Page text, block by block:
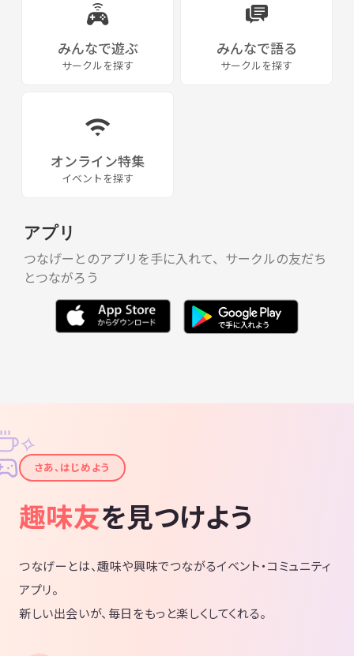
みんなで遊ぶ
サークルを探す
みんなで語る
サークルを探す
オンライン特集
イベントを探す
アプリ
つなげーとのアプリを手に入れて、サークルの友だち
とつながろう
✦
✧
さあ、はじめよう
趣味友を見つけよう
つなげーとは、趣味や興味でつながるイベント・コミュニティ
アプリ。
新しい出会いが、毎日をもっと楽しくしてくれる。